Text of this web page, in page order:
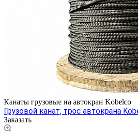
Канаты грузовые на автокран Kobelco
Грузовой канат, трос автокрана
Заказать